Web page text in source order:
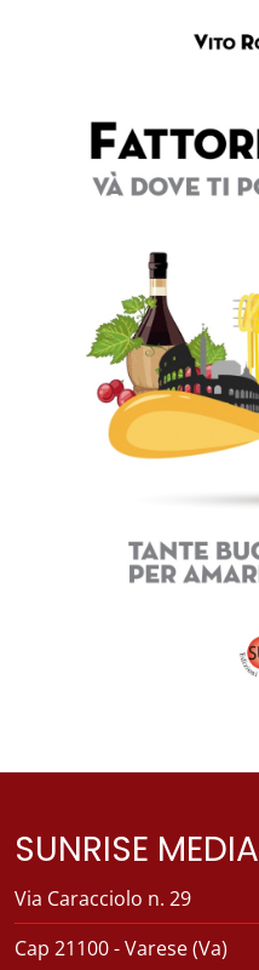
SUNRISE MEDIA
Via Caracciolo n. 29
Cap 21100 - Varese (Va)